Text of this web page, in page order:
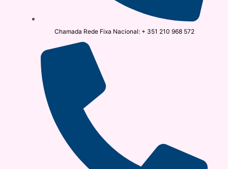
Chamada Rede Fixa Nacional: + 351 210 968 572